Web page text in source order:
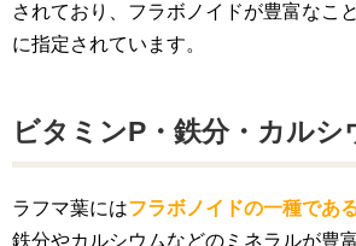
されており、フラボノイドが豊富なこ
に指定されています。
ビタミンP・鉄分・カルシ
ラフマ葉にはフラボノイドの一種であ
鉄分やカルシウムなどのミネラルが豊